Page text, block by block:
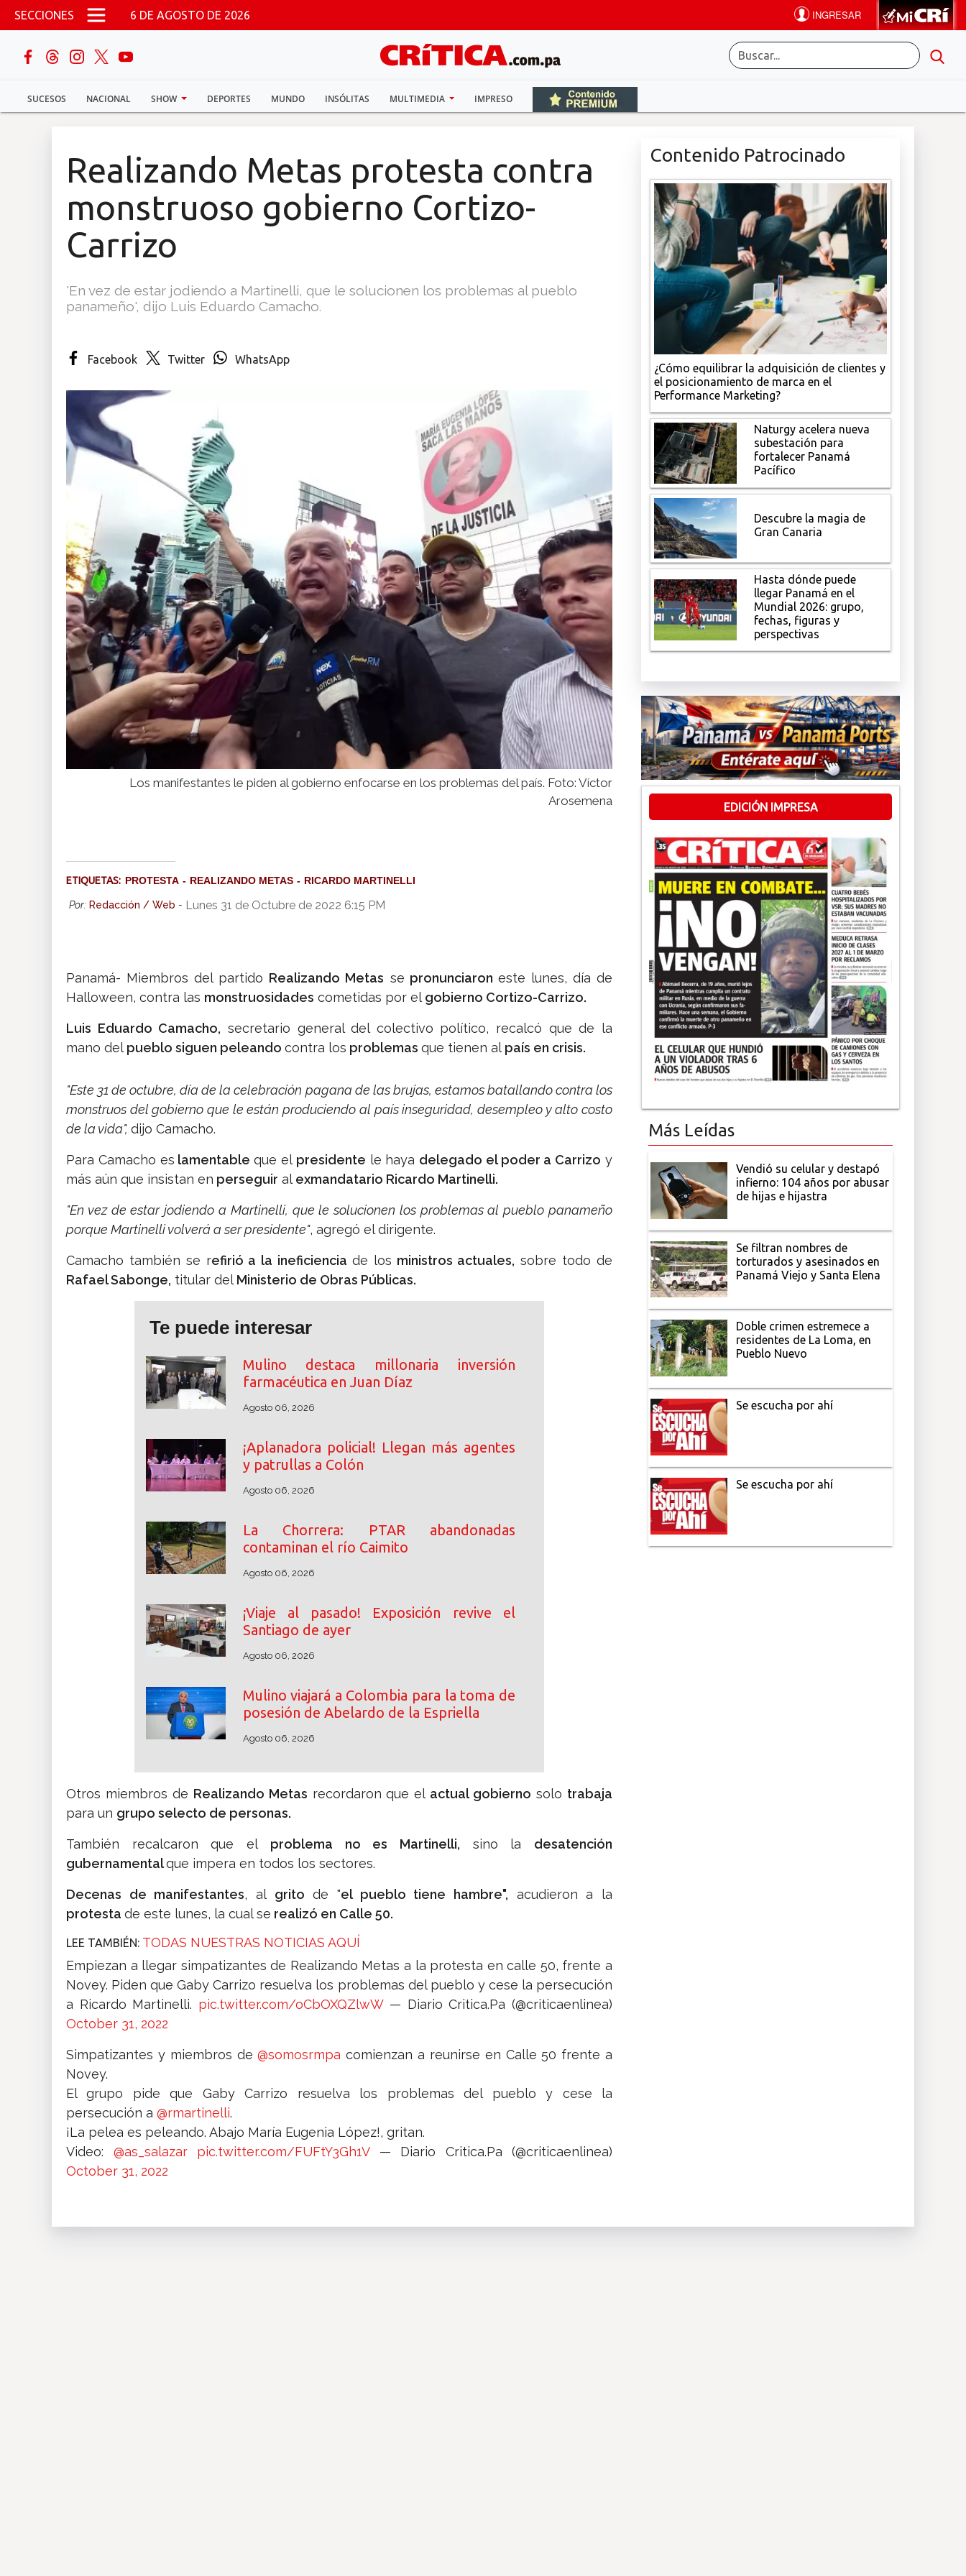
Pasar al contenido principal
SECCIONES 6 DE AGOSTO DE 2026
SUCESOS NACIONAL SHOW DEPORTES MUNDO INSÓLITAS MULTIMEDIA IMPRESO
buscar
Sucesos
Multimedia
Realizando Metas protesta contra
monstruoso gobierno Cortizo-
Carrizo
'En vez de estar jodiendo a Martinelli, que le solucionen los problemas al pueblo
panameño', dijo Luis Eduardo Camacho.
Facebook Twitter WhatsApp
Los manifestantes le piden al gobierno enfocarse en los problemas del país. Foto: Víctor
Arosemena
ETIQUETAS: PROTESTA REALIZANDO METAS RICARDO MARTINELLI
Por: Redacción / Web - Lunes 31 de Octubre de 2022 6:15 PM
Panamá- Miembros del partido Realizando Metas se pronunciaron este lunes, día de
Halloween, contra las monstruosidades cometidas por elgobierno Cortizo-Carrizo.
Luis Eduardo Camacho, secretario general del colectivo político, recalcó que de la
mano delpueblo siguen peleando contra los problemas que tienen alpaís en crisis.
"Este 31 de octubre, día de la celebración pagana de las brujas, estamos batallando contra los
monstruos del gobierno que le están produciendo al país inseguridad, desempleo y alto costo
de la vida", dijo Camacho.
Para Camacho es lamentableque el presidente le haya delegado el poder a Carrizo y
más aún que insistan en perseguir alexmandatario Ricardo Martinelli.
"En vez de estar jodiendo a Martinelli, que le solucionen los problemas al pueblo panameño
porque Martinelli volverá a ser presidente", agregó el dirigente.
Camacho también se refirió a la ineficiencia de los ministros actuales, sobre todo de
Rafael Sabonge, titular delMinisterio de Obras Públicas.
Te puede interesar
Mulino destaca millonaria inversión
farmacéutica en Juan Díaz
Agosto 06, 2026
¡Aplanadora policial! Llegan más agentes
y patrullas a Colón
Agosto 06, 2026
La Chorrera: PTAR abandonadas
contaminan el río Caimito
Agosto 06, 2026
¡Viaje al pasado! Exposición revive el
Santiago de ayer
Agosto 06, 2026
Mulino viajará a Colombia para la toma de
posesión de Abelardo de la Espriella
Agosto 06, 2026
Otros miembros de Realizando Metas recordaron que elactual gobierno solo trabaja
para un grupo selecto de personas.
También recalcaron que el problema no es Martinelli, sino la desatención
gubernamentalque impera en todos los sectores.
Decenas de manifestantes, algrito de "el pueblo tiene hambre", acudieron a la
protesta de este lunes, la cual se realizó en Calle 50.
LEE TAMBIÉN: TODAS NUESTRAS NOTICIAS AQUÍ
Empiezan a llegar simpatizantes de Realizando Metas a la protesta en calle 50, frente a
Novey. Piden que Gaby Carrizo resuelva los problemas del pueblo y cese la persecución
a Ricardo Martinelli. pic.twitter.com/oCbOXQZlwW— Diario Critica.Pa (@criticaenlinea)
October 31, 2022
Simpatizantes y miembros de@somosrmpa comienzan a reunirse en Calle 50 frente a
Novey.
El grupo pide que Gaby Carrizo resuelva los problemas del pueblo y cese la
persecución a @rmartinelli.
¡La pelea es peleando. Abajo María Eugenia López!, gritan.
Video: @as_salazar pic.twitter.com/FUFtY3Gh1V— Diario Critica.Pa (@criticaenlinea)
October 31, 2022
Contenido Patrocinado
¿Cómo equilibrar la adquisición de clientes y
el posicionamiento de marca en el
Performance Marketing?
Naturgy acelera nueva
subestación para
fortalecer Panamá
Pacífico
Descubre la magia de
Gran Canaria
Hasta dónde puede
llegar Panamá en el
Mundial 2026: grupo,
fechas, figuras y
perspectivas
EDICIÓN IMPRESA
Más Leídas
Vendió su celular y destapó
infierno: 104 años por abusar
de hijas e hijastra
Se filtran nombres de
torturados y asesinados en
Panamá Viejo y Santa Elena
Doble crimen estremece a
residentes de La Loma, en
Pueblo Nuevo
Se escucha por ahí
Se escucha por ahí